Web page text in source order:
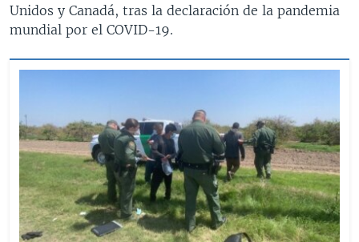
Unidos y Canadá, tras la declaración de la pandemia
mundial por el COVID-19.